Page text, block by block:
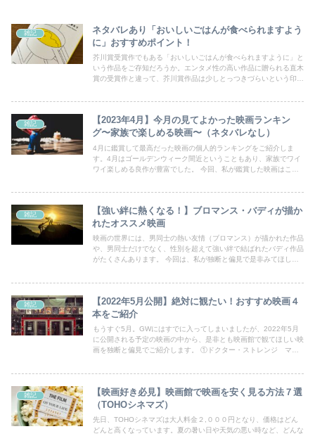
雑記
ネタバレあり「おいしいごはんが食べられますよう
に」おすすめポイント！
芥川賞受賞作でもある「おいしいごはんが食べられますように」と
いう作品をご存知だろうか。エンタメ性の高い作品に贈られる直木
賞の受賞作と違って、芥川賞作品は少しとっつきづらいという印象
ような職場のモヤモヤ、誰もが会ったことのあるあんな人、こんな
人に対する色々を綺麗に言語化してくれている誰もが共感すること
雑記
【2023年4月】今月の見てよかった映画ランキン
グ〜家族で楽しめる映画〜（ネタバレなし）
4月に鑑賞して最高だった映画の個人的ランキングをご紹介しま
す。4月はゴールデンウィーク間近ということもあり、家族でワイ
ワイ楽しめる良作が豊富でした。 今回、私が鑑賞した映画はこち
雑記
【強い絆に熱くなる！】ブロマンス・バディが描か
れたオススメ映画
映画の世界には、男同士の熱い友情（ブロマンス）が描かれた作品
や、男同士だけでなく、性別を超えて強い絆で結ばれたバディ作品
がたくさんあります。 今回は、私が独断と偏見で是非みてほしい
雑記
【2022年5月公開】絶対に観たい！おすすめ映画４
本をご紹介
もうすぐ5月。GWにはすでに入ってしまいましたが、2022年5月
に公開される予定の映画の中から、是非とも映画館で観てほしい映
画を独断と偏見でご紹介します。 ①ドクター・ストレンジ マル
雑記
【映画好き必見】映画館で映画を安く見る方法７選
（TOHOシネマズ）
先日、TOHOシネマズは大人料金２,０００円となり、価格はどん
どんと高くなっています。夏の暑い日や天気の悪い時など、どんな